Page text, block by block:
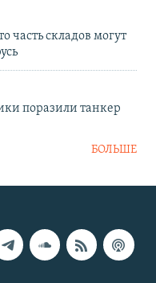
складов могут
поразили танкер
БОЛЬШЕ